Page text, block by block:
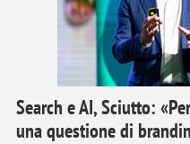
Search e AI, Sciutto:
una questione di